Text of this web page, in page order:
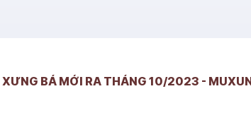
XƯNG BÁ MỚI RA THÁNG 10/2023 -